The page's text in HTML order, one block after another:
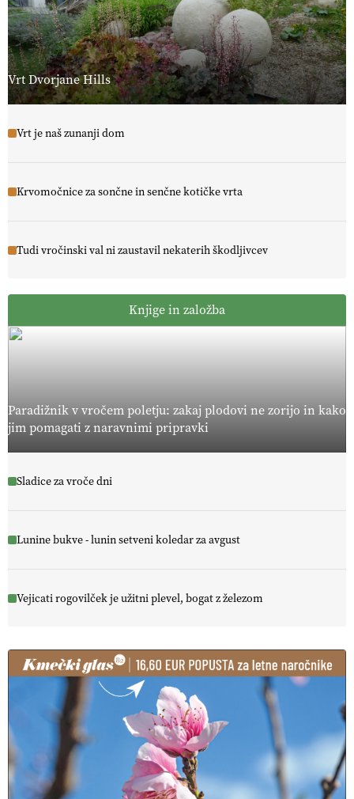
Vrt Dvorjane Hills
Vrt je naš zunanji dom
Krvomočnice za sončne in senčne kotičke vrta
Tudi vročinski val ni zaustavil nekaterih škodljivcev
Knjige in založba
Paradižnik v vročem poletju: zakaj plodovi ne zorijo in kako
jim pomagati z naravnimi pripravki
Sladice za vroče dni
Lunine bukve - lunin setveni koledar za avgust
Vejicati rogovilček je užitni plevel, bogat z železom